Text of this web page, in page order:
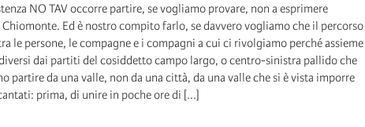
NO TAV occorre partire, se vogliamo provare, non a esprimere
Ed è nostro compito farlo, se davvero vogliamo che il percorso
persone, le compagne e i compagni a cui ci rivolgiamo perché assieme
dai partiti del cosiddetto campo largo, o centro-sinistra pallido che
da una valle, non da una città, da una valle che si è vista imporre
prima, di unire in poche ore di [...]